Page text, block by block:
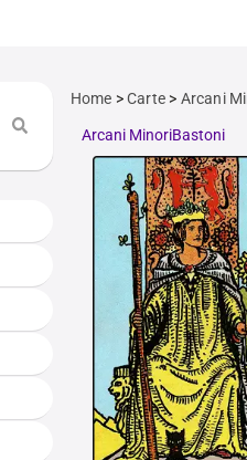
Home >Carte > Arcani
Arcani MinoriBastoni